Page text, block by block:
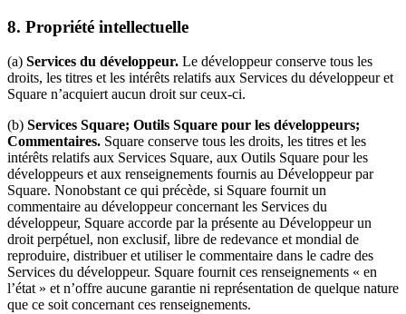
8. Propriété intellectuelle
(a) Services du développeur. Le développeur conserve tous les
droits, les titres et les intérêts relatifs aux Services du développeur et
Square n’acquiert aucun droit sur ceux-ci.
(b) Services Square; Outils Square pour les développeurs;
Commentaires. Square conserve tous les droits, les titres et les
intérêts relatifs aux Services Square, aux Outils Square pour les
développeurs et aux renseignements fournis au Développeur par
Square. Nonobstant ce qui précède, si Square fournit un
commentaire au développeur concernant les Services du
développeur, Square accorde par la présente au Développeur un
droit perpétuel, non exclusif, libre de redevance et mondial de
reproduire, distribuer et utiliser le commentaire dans le cadre des
Services du développeur. Square fournit ces renseignements « en
l’état » et n’offre aucune garantie ni représentation de quelque nature
que ce soit concernant ces renseignements.